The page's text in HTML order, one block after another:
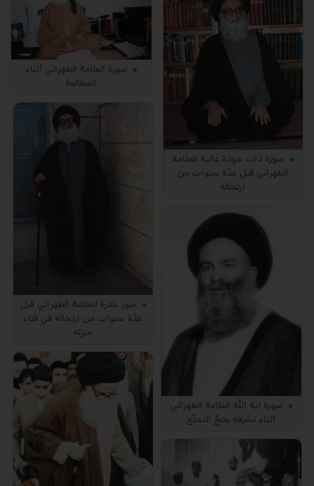
صورة ذات جودة عالية للعلامة
الطهراني قبل عدّة سنوات من
ارتحاله
صورة العلامة الطهراني أثناء
المطالعة
صور نادرة للعلامة الطهراني قبل
عدّة سنوات من ارتحاله في فناء
منزله
صورة آية الله العلامة الطهراني
أثناء تشرفه بحجّ التمتّع